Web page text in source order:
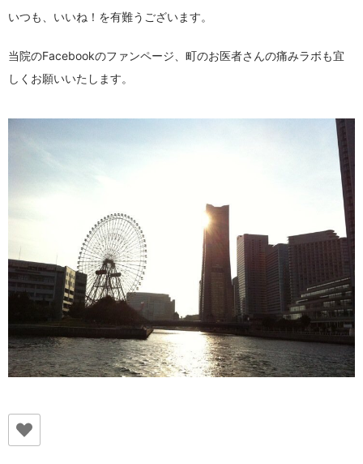
いつも、いいね！を有難うございます。
当院のFacebookのファンページ、町のお医者さんの痛みラボも宜
しくお願いいたします。